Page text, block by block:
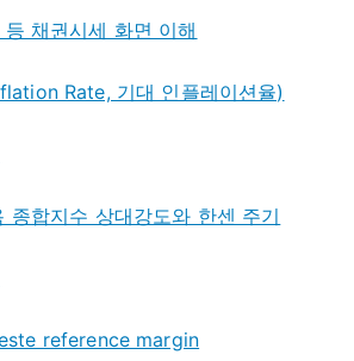
채권시세 화면 이해
Rate, 기대 인플레이션율)
종합지수 상대강도와 한센 주기
reference margin